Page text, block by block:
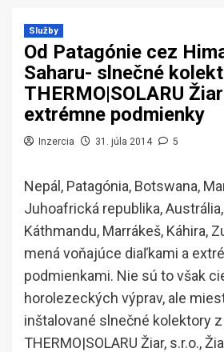
Služby
Od Patagónie cez
Saharu- slnečné
THERMO|SOLARU
extrémne podmienky
Inzercia 31. júla 2014 5
Nepál, Patagónia, Botswana,
Juhoafrická republika,
Káthmandu, Marrákeš, Káhira,
mená voňajúce diaľkami a
podmienkami. Nie sú to však
horolezeckých výprav, ale
inštalované slnečné kolektory
THERMO|SOLARU Žiar, s.r.o.,